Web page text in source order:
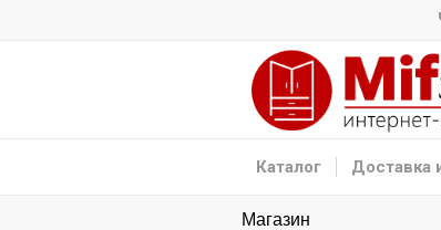
Каталог Доставка
Магазин